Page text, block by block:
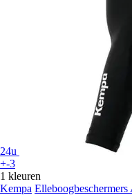
24u
+-3
1 kleuren
Kempa Elleboogbeschermers